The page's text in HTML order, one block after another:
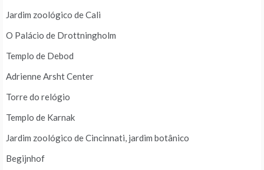
Jardim zoológico de Cali
O Palácio de Drottningholm
Templo de Debod
Adrienne Arsht Center
Torre do relógio
Templo de Karnak
Jardim zoológico de Cincinnati, jardim botânico
Begijnhof